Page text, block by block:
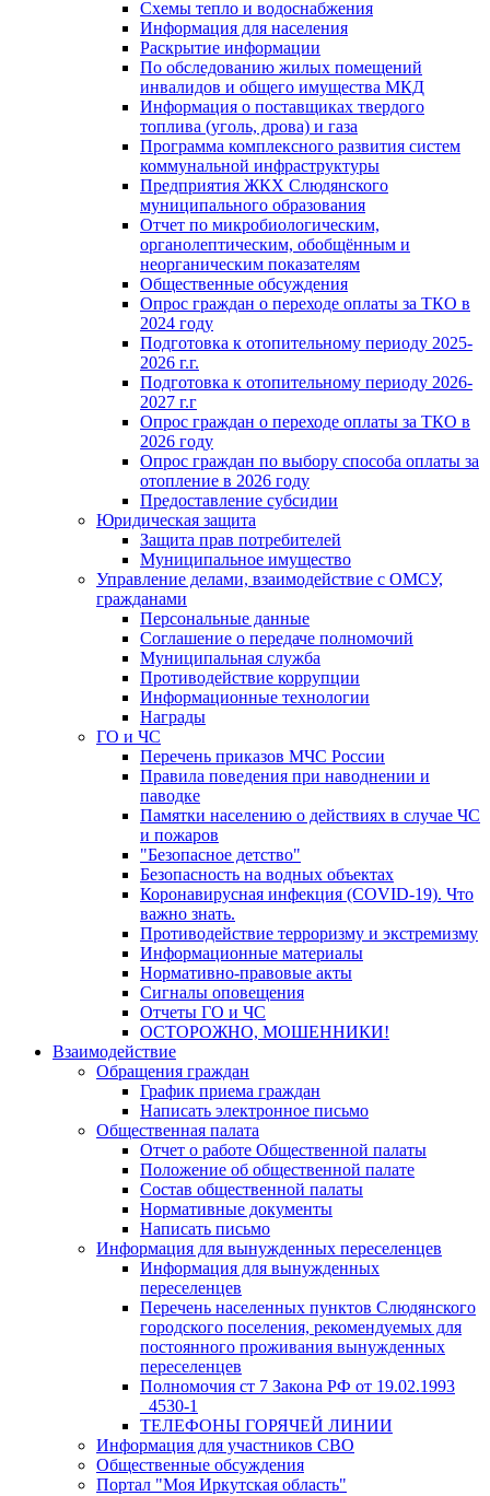
Схемы тепло и водоснабжения
Информация для населения
Раскрытие информации
По обследованию жилых помещений
инвалидов и общего имущества МКД
Информация о поставщиках твердого
топлива (уголь, дрова) и газа
Программа комплексного развития систем
коммунальной инфраструктуры
Предприятия ЖКХ Слюдянского
муниципального образования
Отчет по микробиологическим,
органолептическим, обобщённым и
неорганическим показателям
Общественные обсуждения
Опрос граждан о переходе оплаты за ТКО в
2024 году
Подготовка к отопительному периоду 2025-
2026 г.г.
Подготовка к отопительному периоду 2026-
2027 г.г
Опрос граждан о переходе оплаты за ТКО в
2026 году
Опрос граждан по выбору способа оплаты за
отопление в 2026 году
Предоставление субсидии
Юридическая защита
Защита прав потребителей
Муниципальное имущество
Управление делами, взаимодействие с ОМСУ,
гражданами
Персональные данные
Соглашение о передаче полномочий
Муниципальная служба
Противодействие коррупции
Информационные технологии
Награды
ГО и ЧС
Перечень приказов МЧС России
Правила поведения при наводнении и
паводке
Памятки населению о действиях в случае ЧС
и пожаров
"Безопасное детство"
Безопасность на водных объектах
Коронавирусная инфекция (COVID-19). Что
важно знать.
Противодействие терроризму и экстремизму
Информационные материалы
Нормативно-правовые акты
Сигналы оповещения
Отчеты ГО и ЧС
ОСТОРОЖНО, МОШЕННИКИ!
Взаимодействие
Обращения граждан
График приема граждан
Написать электронное письмо
Общественная палата
Отчет о работе Общественной палаты
Положение об общественной палате
Состав общественной палаты
Нормативные документы
Написать письмо
Информация для вынужденных переселенцев
Информация для вынужденных
переселенцев
Перечень населенных пунктов Слюдянского
городского поселения, рекомендуемых для
постоянного проживания вынужденных
переселенцев
Полномочия ст 7 Закона РФ от 19.02.1993
_4530-1
ТЕЛЕФОНЫ ГОРЯЧЕЙ ЛИНИИ
Информация для участников СВО
Общественные обсуждения
Портал "Моя Иркутская область"